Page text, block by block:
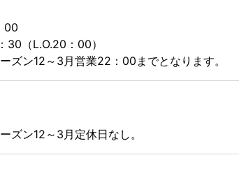
00
30（L.O.20：00）
ズン12～3月営業22：00までとなります。
ズン12～3月定休日なし。